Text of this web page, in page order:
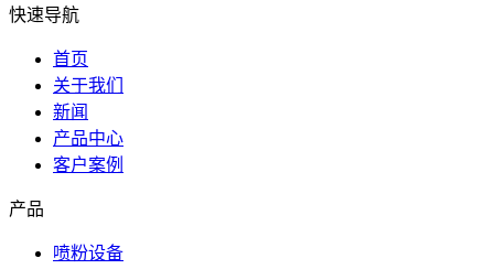
快速导航
首页
关于我们
新闻
产品中心
客户案例
产品
喷粉设备